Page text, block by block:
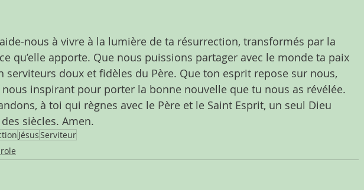
aide-nous à vivre à la lumière de ta résurrection, transformés par la
qu’elle apporte. Que nous puissions partager avec le monde ta paix
serviteurs doux et fidèles du Père. Que ton esprit repose sur nous,
inspirant pour porter la bonne nouvelle que tu nous as révélée.
à toi qui règnes avec le Père et le Saint Esprit, un seul Dieu
siècles. Amen.
JésusServiteur